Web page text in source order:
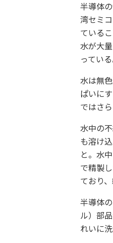
半導体
湾セミ
ている
水が大
っている
水は無
ぱいに
ではさ
水中の
も溶け
と。水
で精製
ており
半導体
ル）部
れいに洗